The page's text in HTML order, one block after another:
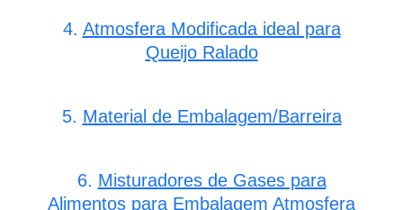
4. Atmosfera Modificada ideal para
Queijo Ralado
5. Material de Embalagem/Barreira
6. Misturadores de Gases para
Alimentos para Embalagem Atmosfera